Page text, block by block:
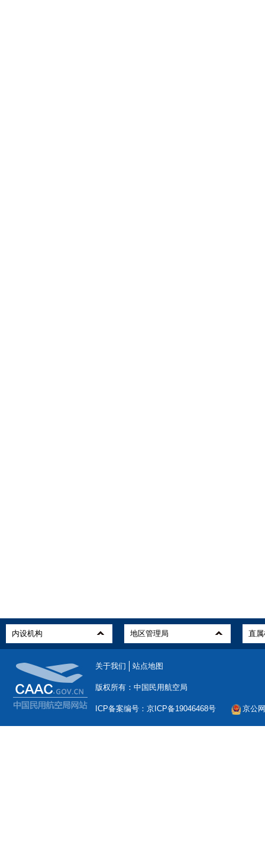
关于我们 站点地图
版权所有：中国民用航空局
ICP备案编号：京ICP备19046468号 京公